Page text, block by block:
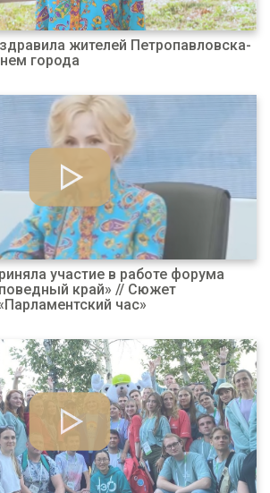
жителей Петропавловска-
города
участие в работе форума
край» // Сюжет
час»